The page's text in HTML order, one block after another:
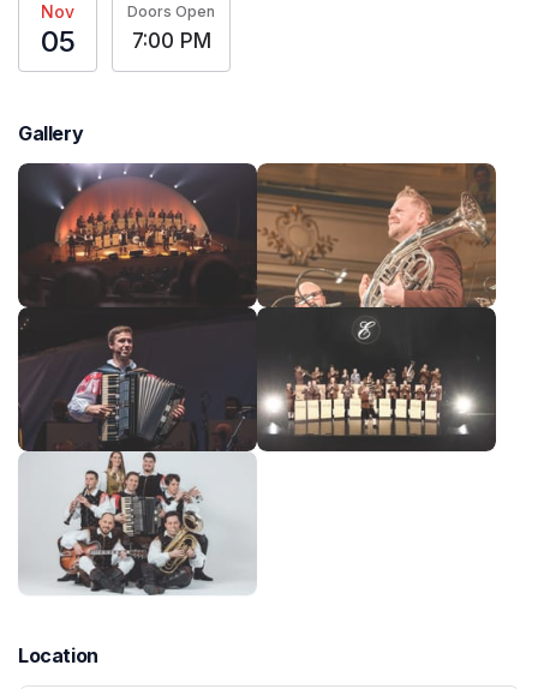
Nov
05
Doors Open
7:00 PM
Gallery
Location